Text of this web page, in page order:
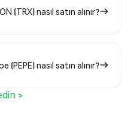
(TRX) nasıl satın alınır?
(PEPE) nasıl satın alınır?
>